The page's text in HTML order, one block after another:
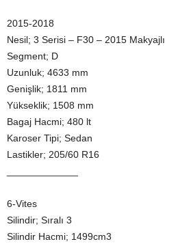
2015-2018
Nesil; 3 Serisi – F30 – 2015 Makyajlı
Segment; D
Uzunluk; 4633 mm
Genişlik; 1811 mm
Yükseklik; 1508 mm
Bagaj Hacmi; 480 lt
Karoser Tipi; Sedan
Lastikler; 205/60 R16
6-Vites
Silindir; Sıralı 3
Silindir Hacmi; 1499cm3